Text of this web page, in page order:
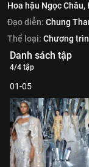
Hoa hậu Ngọc Châu,
Đạo diễn: Chung
Thể loại: Chương
Danh sách tập
4/4 tập
01-05